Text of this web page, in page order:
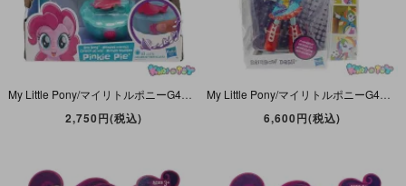
My Little Pony/マイリトルポニーG4・The Movie/ザ・ムービー・Sea Song Pinkie Pie/シーソングピンキーパイ・シーポニー・メロディ付き・2017年
2,750円(税込) 6,600円(税込)